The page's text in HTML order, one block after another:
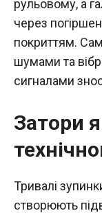
рульовому, а
через
покриттям.
шумами та
сигналами
Затори
Тривалі
створюють